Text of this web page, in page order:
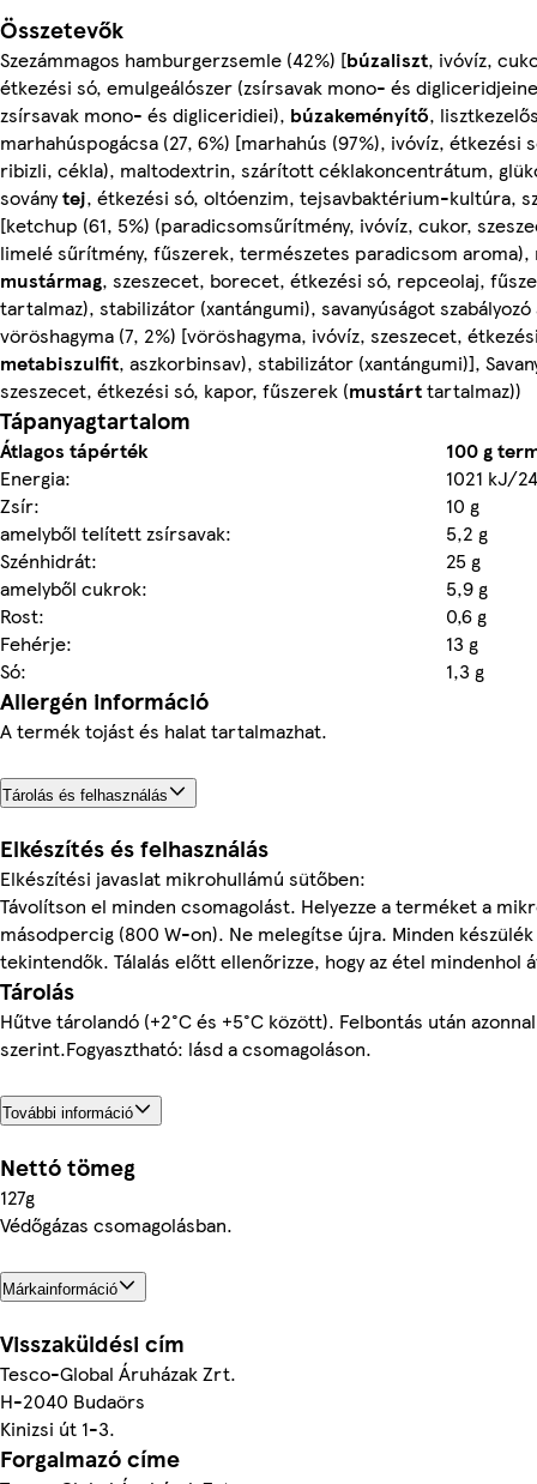
Összetevők
Szezámmagos hamburgerzsemle (42%) [búzaliszt, ivóvíz,
étkezési só, emulgeálószer (zsírsavak mono- és
zsírsavak mono- és digliceridiei), búzakeményítő,
marhahúspogácsa (27, 6%) [marhahús (97%), ivóvíz,
ribizli, cékla), maltodextrin, szárított céklakoncentrátum,
soványtej, étkezési só, oltóenzim, tejsavbaktérium-kultúra,
[ketchup (61, 5%) (paradicsomsűrítmény, ivóvíz, cukor,
limelé sűrítmény, fűszerek, természetes paradicsom
mustármag, szeszecet, borecet, étkezési só, repceolaj,
tartalmaz), stabilizátor (xantángumi), savanyúságot
vöröshagyma (7, 2%) [vöröshagyma, ivóvíz, szeszecet,
metabiszulfit, aszkorbinsav), stabilizátor (xantángumi)],
szeszecet, étkezési só, kapor, fűszerek (mustárttartalmaz))
Tápanyagtartalom
Átlagos tápérték
100 g
Energia:
1021 kJ/
Zsír:
10 g
amelyből telített zsírsavak:
5,2 g
Szénhidrát:
25 g
amelyből cukrok:
5,9 g
Rost:
0,6 g
Fehérje:
13 g
Só:
1,3 g
Allergén információ
A termék tojást és halat tartalmazhat.
Tárolás és felhasználás
Elkészítés és felhasználás
Elkészítési javaslat mikrohullámú sütőben:
Távolítson el minden csomagolást. Helyezze a terméket a
másodpercig (800 W-on). Ne melegítse újra. Minden
tekintendők. Tálalás előtt ellenőrizze, hogy az étel
Tárolás
Hűtve tárolandó (+2°C és +5°C között). Felbontás után
szerint.Fogyasztható: lásd a csomagoláson.
További információ
Nettó tömeg
127g
Védőgázas csomagolásban.
Márkainformáció
Visszaküldési cím
Tesco-Global Áruházak Zrt.
H-2040 Budaörs
Kinizsi út 1-3.
Forgalmazó címe